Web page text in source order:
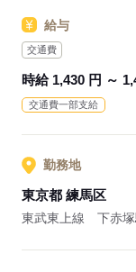
※機能訓練に特化し
入浴の介助はありま
業界シェアトップ
厚生や研修制度な
給与
交通費
時給 1,430 円 ～
交通費一部支給
勤務地
東京都 練馬区
東武東上線 下赤塚